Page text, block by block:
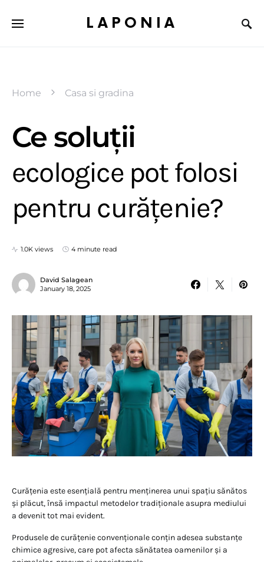
LAPONIA
Home Casa si gradina
Ce soluții
ecologice pot folosi
pentru curățenie?
1.0K views 4 minute read
David Salagean
January 18, 2025
Curățenia este esențială pentru menținerea unui spațiu sănătos
și plăcut, însă impactul metodelor tradiționale asupra mediului
a devenit tot mai evident.
Produsele de curățenie convenționale conțin adesea substanțe
chimice agresive, care pot afecta sănătatea oamenilor și a